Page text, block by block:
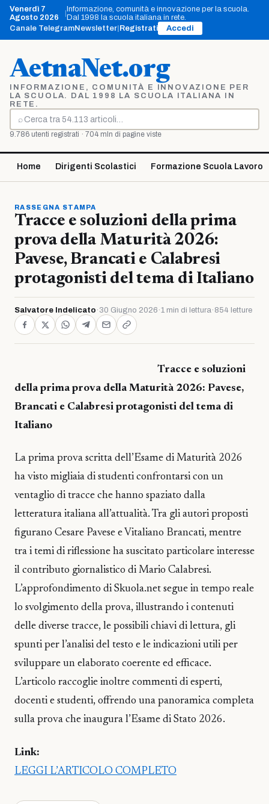
Vai
contenuto
Venerdì 7
Agosto 2026
Informazione, comunità e innovazione per la scuola.
Dal 1998 la scuola italiana in rete.
Canale TelegramNewsletter Registrati Accedi
AetnaNet.org
INFORMAZIONE, COMUNITÀ E INNOVAZIONE PER
LA SCUOLA. DAL 1998 LA SCUOLA ITALIANA IN
RETE.
⌕
Cerca
9.786 utenti registrati · 704 mln di pagine viste
Home Dirigenti Scolastici Formazione Scuola Lavoro
RASSEGNA STAMPA
Tracce e soluzioni della prima
prova della Maturità 2026:
Pavese, Brancati e Calabresi
protagonisti del tema di Italiano
Salvatore Indelicato · 30 Giugno 2026 ·1 min di lettura· 854 letture
Tracce e soluzioni
della prima prova della Maturità 2026: Pavese,
Brancati e Calabresi protagonisti del tema di
Italiano
La prima prova scritta dell’Esame di Maturità 2026
ha visto migliaia di studenti confrontarsi con un
ventaglio di tracce che hanno spaziato dalla
letteratura italiana all’attualità. Tra gli autori proposti
figurano Cesare Pavese e Vitaliano Brancati, mentre
tra i temi di riflessione ha suscitato particolare interesse
il contributo giornalistico di Mario Calabresi.
L’approfondimento di Skuola.net segue in tempo reale
lo svolgimento della prova, illustrando i contenuti
delle diverse tracce, le possibili chiavi di lettura, gli
spunti per l’analisi del testo e le indicazioni utili per
sviluppare un elaborato coerente ed efficace.
L’articolo raccoglie inoltre commenti di esperti,
docenti e studenti, offrendo una panoramica completa
sulla prova che inaugura l’Esame di Stato 2026.
Link:
LEGGI L’ARTICOLO COMPLETO